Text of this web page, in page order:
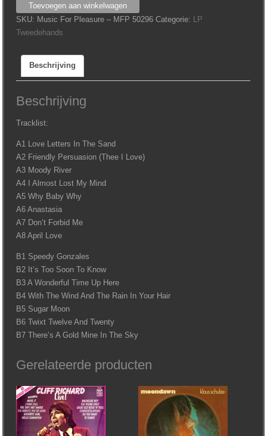
Boone
‎–
Best
Pat
Boone
Toevoegen aan winkelwagen
SKU: Music For Pleasure ‎– MFP 50296 Categorie:
LP
Tweedehands
Beschrijving
Beschrijving
Tracklist:
A1 Love Letters In The Sand
A2 Friendly Persuasion (Thee I Love)
A3 Moody River
A4 I Almost Lost My Mind
A5 Why Baby Why
A6 Anastasia
A7 Don’t Forbid Me
A8 April Love
B1 Speedy Gonzales
B2 It’s Too Soon To Know
B3 A Wonderful Time Up Here
B4 With The Wind And The Rain In Your Hair
B5 Sugar Moon
B6 Twixt Twelve And Twenty
B7 There’s A Gold Mine In The Sky
Gerelateerde producten